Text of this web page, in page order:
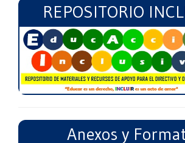
REPOSITORIO
Anexos y